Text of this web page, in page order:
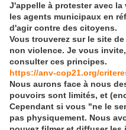
J'appelle à protester avec
les agents municipaux en
d'agir contre des citoyens.
Vous trouverez sur le site
non violence. Je vous
consulter ces principes.
https://anv-cop21.org/
Nous aurons face à nous
pouvoirs sont limités, et
Cependant si vous "ne le
pas physiquement. Nous